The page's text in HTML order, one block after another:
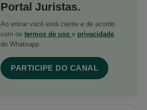
Portal Juristas.
Ao entrar você está ciente e de acordo
com os termos de uso e privacidade
do Whatsapp.
PARTICIPE DO CANAL